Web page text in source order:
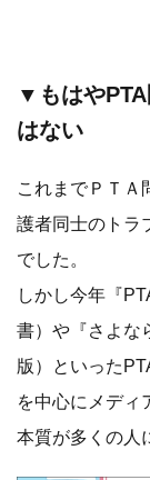
▼もはや
はない
これまでＰＴＡ
護者同士のトラ
でした。
しかし今年『
書）や『さよな
版）といった
を中心にメディ
本質が多くの人